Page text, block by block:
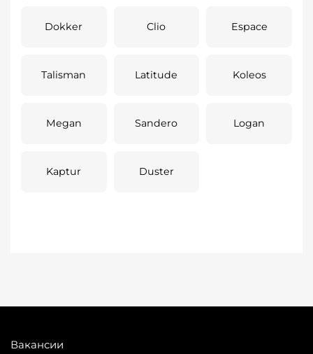
Dokker Clio Espace
Talisman Latitude Koleos
Megan Sandero Logan
Kaptur Duster
Вакансии